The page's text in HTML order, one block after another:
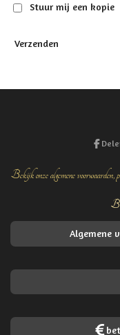
Stuur mij een kopie
Verzenden
Bekijk onze algemene voorwaarden,
Algemene